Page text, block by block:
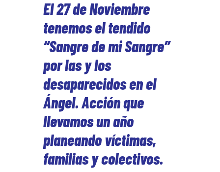
El 27 de Noviembre
tenemos el tendido
“Sangre de mi Sangre”
por las y los
desaparecidos en el
Ángel. Acción que
llevamos un año
planeando víctimas,
familias y colectivos.